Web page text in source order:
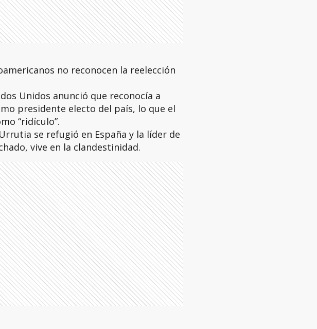
no reconocen la reelección
Unidos anunció que reconocía a
presidente electo del país, lo que el
“ridículo”.
se refugió en España y la líder de
vive en la clandestinidad.